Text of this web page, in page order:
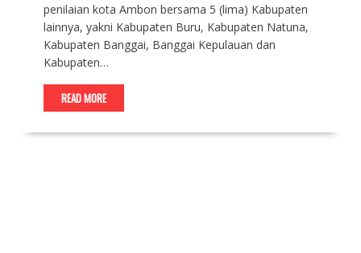
penilaian kota Ambon bersama 5 (lima) Kabupaten
lainnya, yakni Kabupaten Buru, Kabupaten Natuna,
Kabupaten Banggai, Banggai Kepulauan dan
Kabupaten…
READ MORE